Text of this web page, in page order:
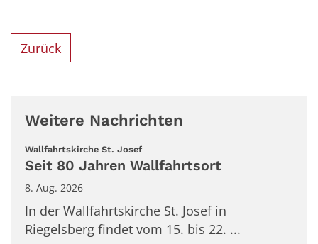
Zurück
Weitere Nachrichten
Wallfahrtskirche St. Josef:
Seit 80 Jahren Wallfahrtsort
8. Aug. 2026
In der Wallfahrtskirche St. Josef in
Riegelsberg findet vom 15. bis 22. ...